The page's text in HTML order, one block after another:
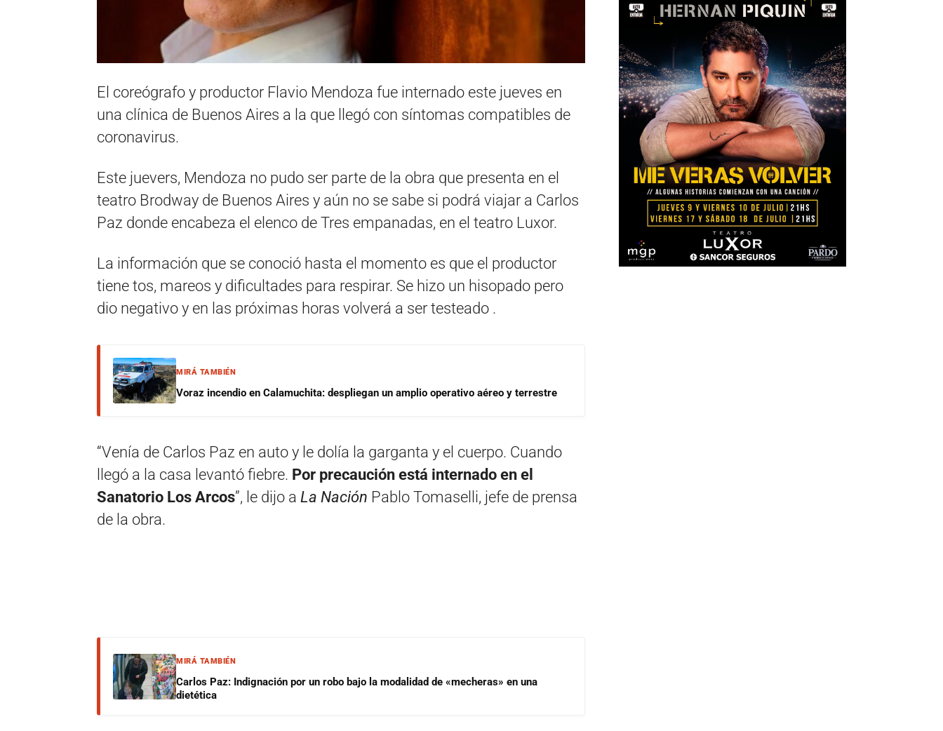
El coreógrafo y productor Flavio Mendoza fue internado este jueves en
una clínica de Buenos Aires a la que llegó con síntomas compatibles de
coronavirus.
Este juevers, Mendoza no pudo ser parte de la obra que presenta en el
teatro Brodway de Buenos Aires y aún no se sabe si podrá viajar a Carlos
Paz donde encabeza el elenco de Tres empanadas, en el teatro Luxor.
La información que se conoció hasta el momento es que el productor
tiene tos, mareos y dificultades para respirar. Se hizo un hisopado pero
dio negativo y en las próximas horas volverá a ser testeado .
MIRÁ TAMBIÉN
Voraz incendio en Calamuchita: despliegan un amplio operativo aéreo y terrestre
“Venía de Carlos Paz en auto y le dolía la garganta y el cuerpo. Cuando
llegó a la casa levantó fiebre. Por precaución está internado en el
Sanatorio Los Arcos”, le dijo a La Nación Pablo Tomaselli, jefe de prensa
de la obra.
MIRÁ TAMBIÉN
Carlos Paz: Indignación por un robo bajo la modalidad de «mecheras» en una
dietética